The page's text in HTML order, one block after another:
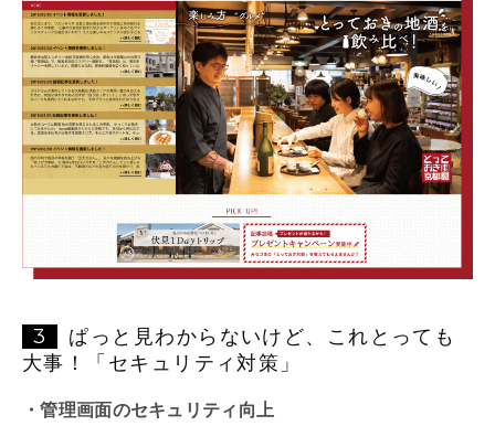
3
ぱっと見わからないけど、これとっても
大事！「セキュリティ対策」
・管理画面のセキュリティ向上